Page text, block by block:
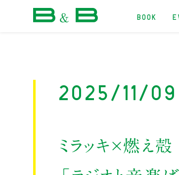
BOOK
2025/11/
ミラッキ×燃え殻